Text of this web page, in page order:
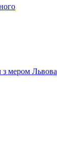
з мером Львова